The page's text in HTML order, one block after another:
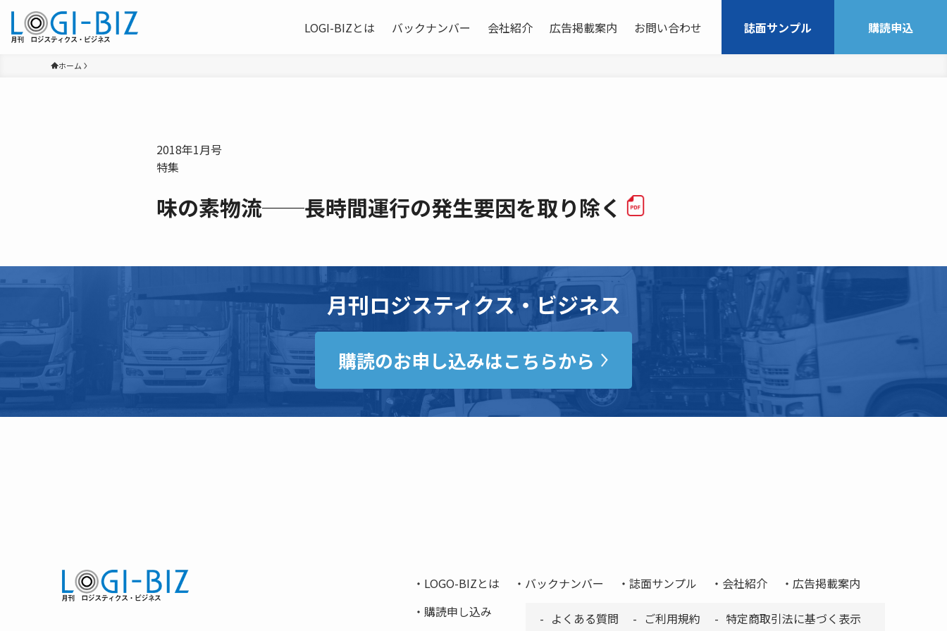
LOGI-BIZとは バックナンバー 会社紹介 広告掲載案内 お問い合わせ 誌面サンプル 購読申込
ホーム
2018年1月号
特集
味の素物流──長時間運行の発生要因を取り除く
月刊ロジスティクス・ビジネス
購読のお申し込みはこちらから
LOGO-BIZとは バックナンバー 誌面サンプル 会社紹介
広告掲載案内
購読申し込み
よくある質問 ご利用規約
特定商取引法に基づく表示